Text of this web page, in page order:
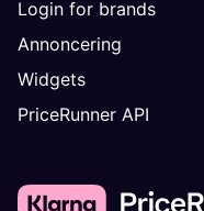
Login for brands
Annoncering
Widgets
PriceRunner API